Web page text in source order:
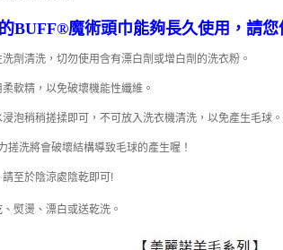
BUFF®魔術頭巾能夠長久使用，請您
劑清洗，切勿使用含有漂白劑或增白劑的洗衣粉。
軟精，以免破壞機能性纖維。
泡稍稍搓揉即可，不可放入洗衣機清洗，以免產生毛球。
搓洗將會破壞結構導致毛球的產生喔！
至於陰涼處陰乾即可!
熨燙、漂白或送乾洗。